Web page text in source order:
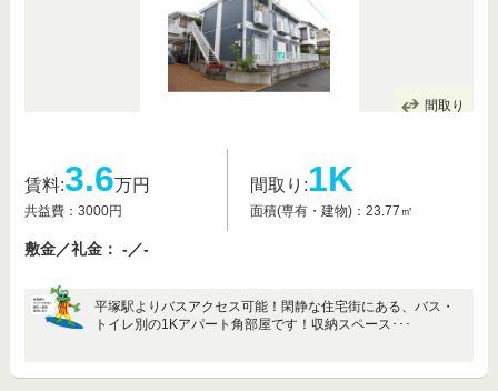
間取り
賃料:3.6万円
共益費：3000円
間取り:1K
面積(専有・建物)：23.77㎡
敷金／礼金： -／-
平塚駅よりバスアクセス可能！閑静な住宅街にある、バス・
トイレ別の1Kアパート角部屋です！収納スペース･･･